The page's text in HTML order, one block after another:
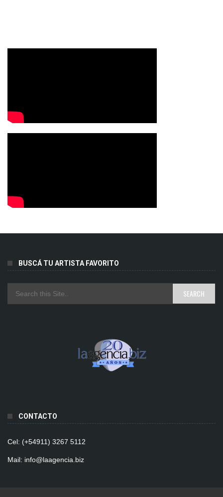
BUSCÁ TU ARTISTA FAVORITO
CONTACTO
Cel: (+54911) 3267 5112
Mail: info@laagencia.biz